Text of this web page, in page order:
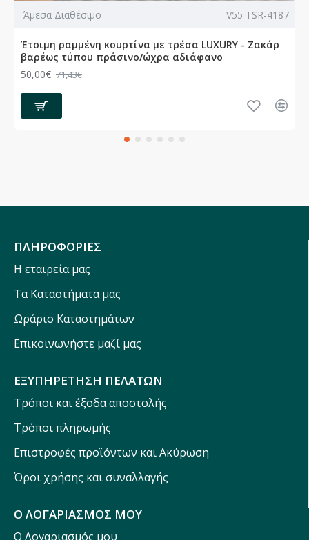
Άμεσα Διαθέσιμο V55 TSR-4187
Έτοιμη ραμμένη κουρτίνα με τρέσα LUXURY - Ζακάρ
βαρέως τύπου πράσινο/ώχρα αδιάφανο
50,00€ 71,43€
ΠΛΗΡΟΦΟΡΙΕΣ
Η εταιρεία μας
Τα Καταστήματα μας
Ωράριο Καταστημάτων
Επικοινωνήστε μαζί μας
ΕΞΥΠΗΡΕΤΗΣΗ ΠΕΛΑΤΩΝ
Τρόποι και έξοδα αποστολής
Τρόποι πληρωμής
Επιστροφές προϊόντων και Ακύρωση
Όροι χρήσης και συναλλαγής
Ο ΛΟΓΑΡΙΑΣΜΟΣ ΜΟΥ
Ο Λογαριασμός μου